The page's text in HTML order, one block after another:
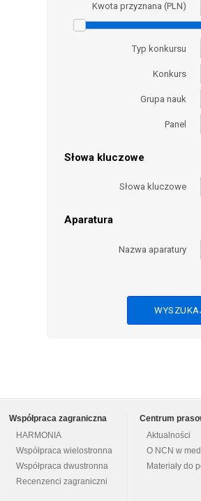
Kwota przyznana (PLN)
Typ konkursu
Konkurs
Grupa nauk
Panel
Słowa kluczowe
Słowa kluczowe
Aparatura
Nazwa aparatury
Współpraca zagraniczna
HARMONIA
Współpraca wielostronna
Współpraca dwustronna
Recenzenci zagraniczni
Centrum
Aktualności
O NCN w
Materiały do